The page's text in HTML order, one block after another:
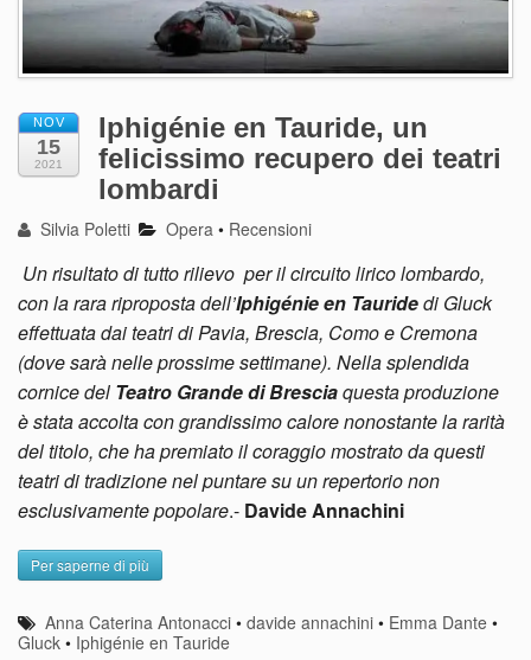
NOV
15
2021
Iphigénie en Tauride, un
felicissimo recupero dei teatri
lombardi
Silvia Poletti Opera • Recensioni
Un risultato di tutto rilievo per il circuito lirico lombardo,
con la rara riproposta dell’Iphigénie en Tauridedi Gluck
effettuata dai teatri di Pavia, Brescia, Como e Cremona
(dove sarà nelle prossime settimane). Nella splendida
cornice del Teatro Grande di Bresciaquesta produzione
è stata accolta con grandissimo calore nonostante la rarità
del titolo, che ha premiato il coraggio mostrato da questi
teatri di tradizione nel puntare su un repertorio non
esclusivamente popolare.- Davide Annachini
Per saperne di più
Anna Caterina Antonacci •davide annachini • Emma Dante •
Gluck • Iphigénie en Tauride